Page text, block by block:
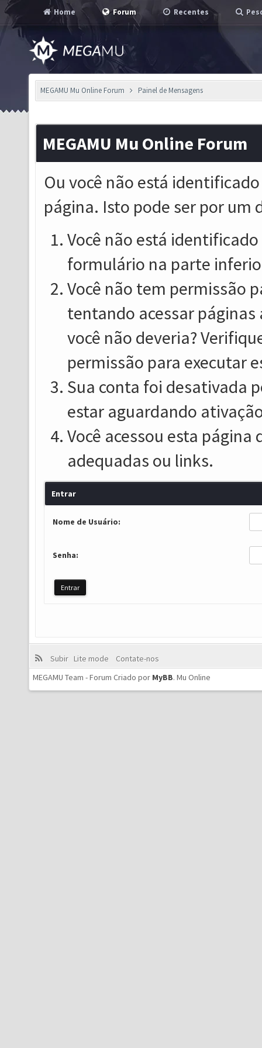
Home Forum Recentes
MEGAMU Mu Online Forum Painel de Mensagens
MEGAMU Mu Online Forum
Ou você não está
página. Isto pode ser por um
Você não está
formulário na parte
Você não tem permissão
tentando acessar
você não deveria?
permissão para executar
Sua conta foi desativada
estar aguardando
Você acessou esta
adequadas ou links.
Entrar
Nome de Usuário:
Senha:
Subir Lite mode
Contate-nos
MEGAMU Team - Forum Criado por MyBB. Mu Online